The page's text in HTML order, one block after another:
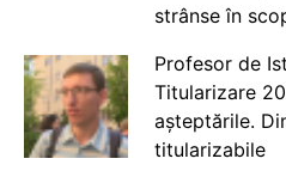
strânse în
Profesor de
Titularizare
așteptările.
titularizabile